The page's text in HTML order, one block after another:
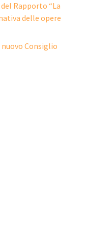
Rapporto “La
delle opere
Consiglio